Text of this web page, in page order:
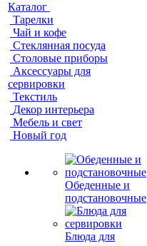
Каталог
Тарелки
Чай и кофе
Стеклянная посуда
Столовые приборы
Аксессуары для
сервировки
Текстиль
Декор интерьера
Мебель и свет
Новый год
Обеденные и
подстановочные
Блюда для